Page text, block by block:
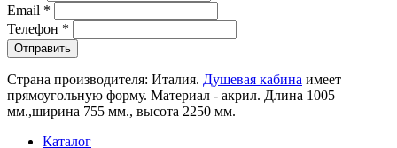
Email *
Телефон *
Страна производителя: Италия. Душевая кабина имеет
прямоугольную форму. Материал - акрил. Длина 1005
мм.,ширина 755 мм., высота 2250 мм.
Каталог